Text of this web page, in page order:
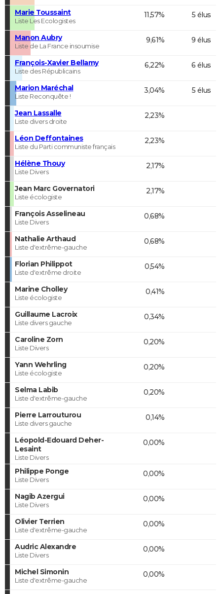
Marie Toussaint
Liste Les Ecologistes
11,57% 5 élus
Manon Aubry
Liste de La France insoumise
9,61% 9 élus
François-Xavier Bellamy
Liste des Républicains
6,22% 6 élus
Marion Maréchal
Liste Reconquête !
3,04% 5 élus
Jean Lassalle
Liste divers droite
2,23%
Léon Deffontaines
Liste du Parti communiste français
2,23%
Hélène Thouy
Liste Divers
2,17%
Jean Marc Governatori
Liste écologiste
2,17%
François Asselineau
Liste Divers
0,68%
Nathalie Arthaud
Liste d'extrême-gauche
0,68%
Florian Philippot
Liste d'extrême droite
0,54%
Marine Cholley
Liste écologiste
0,41%
Guillaume Lacroix
Liste divers gauche
0,34%
Caroline Zorn
Liste Divers
0,20%
Yann Wehrling
Liste écologiste
0,20%
Selma Labib
Liste d'extrême-gauche
0,20%
Pierre Larrouturou
Liste divers gauche
0,14%
Léopold-Edouard Deher-
Lesaint
Liste Divers
0,00%
Philippe Ponge
Liste Divers
0,00%
Nagib Azergui
Liste Divers
0,00%
Olivier Terrien
Liste d'extrême-gauche
0,00%
Audric Alexandre
Liste Divers
0,00%
Michel Simonin
Liste d'extrême-gauche
0,00%